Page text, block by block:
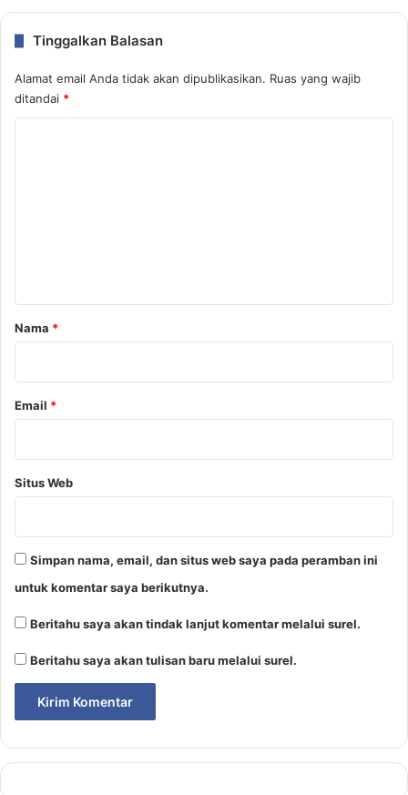
Tinggalkan Balasan
Alamat email Anda tidak akan dipublikasikan. Ruas yang wajib
ditandai *
rNama *
Email *
Situs Web
Simpan nama, email, dan situs web saya pada peramban ini
untuk komentar saya berikutnya.
Beritahu saya akan tindak lanjut komentar melalui surel.
Beritahu saya akan tulisan baru melalui surel.